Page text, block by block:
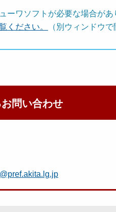
ーワソフトが必要な場合があ
ください。
（別ウィンドウで
問い合わせ